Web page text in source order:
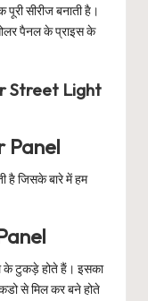
सीरीज बनाती है।
पैनल के प्राइस के
Street Light
Panel
है जिसके बारे में हम
के टुकड़े होते हैं। इसका
से मिल कर बने होते